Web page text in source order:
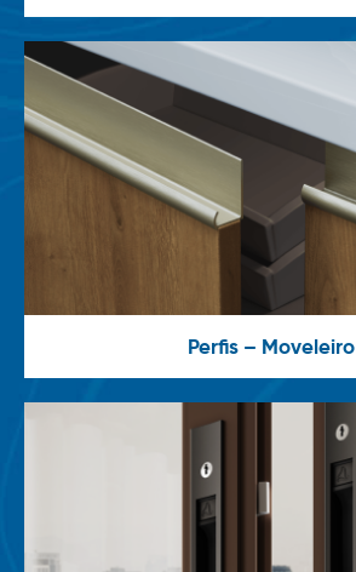
Perfis – Moveleiro